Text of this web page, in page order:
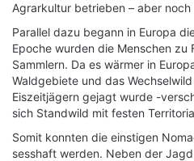
Agrarkultur betrieben – aber
Parallel dazu begann in Europa
Epoche wurden die Menschen zu
Sammlern. Da es wärmer in
Waldgebiete und das
Eiszeitjägern gejagt wurde -
sich Standwild mit festen
Somit konnten die einstigen
sesshaft werden. Neben der